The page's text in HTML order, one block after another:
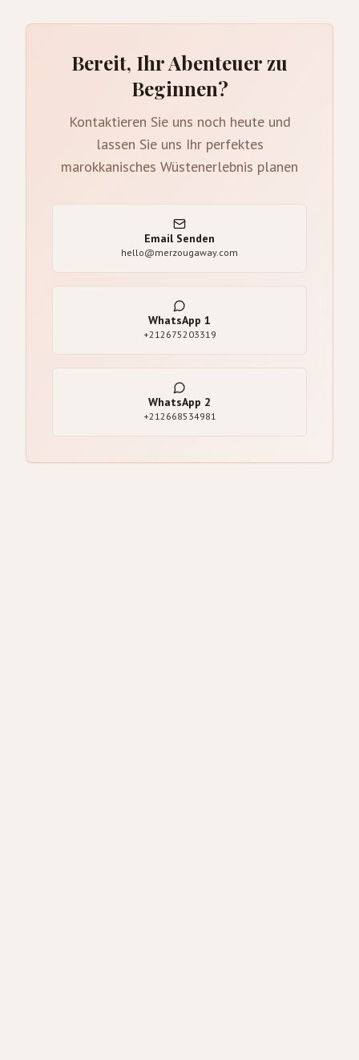
Bereit, Ihr Abenteuer zu
Beginnen?
Kontaktieren Sie uns noch heute und
lassen Sie uns Ihr perfektes
marokkanisches Wüstenerlebnis planen
Email Senden
hello@merzougaway.com
WhatsApp 1
+212675203319
WhatsApp 2
+212668534981